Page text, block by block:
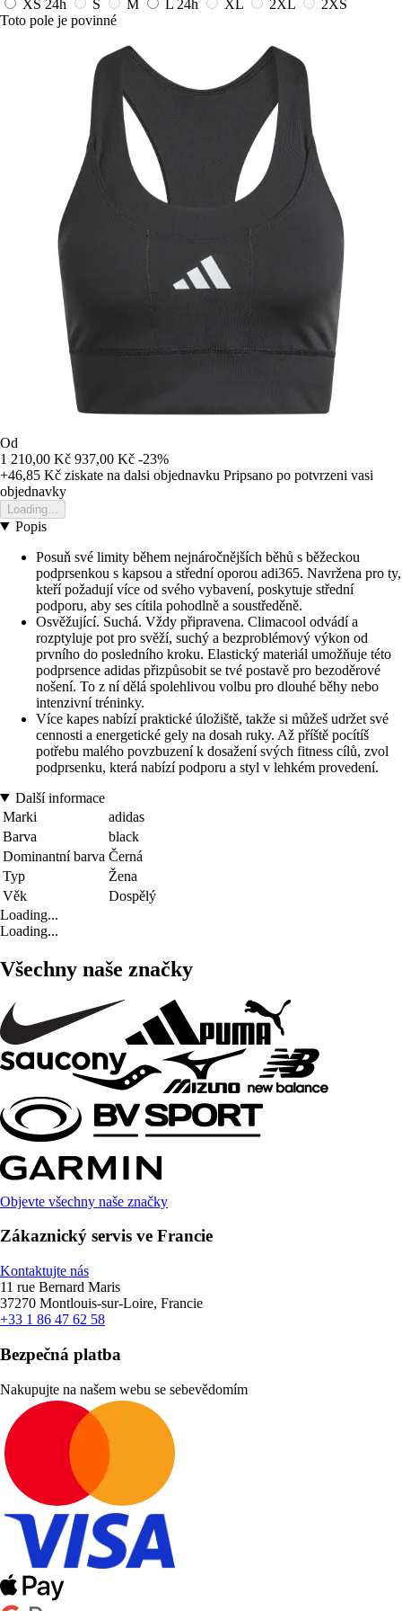
XS 24h S M L 24h XL 2XL
2XS
Toto pole je povinné
Od
1 210,00 Kč 937,00 Kč -23%
+46,85 Kč ziskate na dalsi objednavku Pripsano po potvrzeni vasi
objednavky
Loading...
Popis
Posuň své limity během nejnáročnějších běhů s běžeckou
podprsenkou s kapsou a střední oporou adi365. Navržena pro ty,
kteří požadují více od svého vybavení, poskytuje střední
podporu, aby ses cítila pohodlně a soustředěně.
Osvěžující. Suchá. Vždy připravena. Climacool odvádí a
rozptyluje pot pro svěží, suchý a bezproblémový výkon od
prvního do posledního kroku. Elastický materiál umožňuje této
podprsence adidas přizpůsobit se tvé postavě pro bezoděrové
nošení. To z ní dělá spolehlivou volbu pro dlouhé běhy nebo
intenzivní tréninky.
Více kapes nabízí praktické úložiště, takže si můžeš udržet své
cennosti a energetické gely na dosah ruky. Až příště pocítíš
potřebu malého povzbuzení k dosažení svých fitness cílů, zvol
podprsenku, která nabízí podporu a styl v lehkém provedení.
Další informace
Marki
adidas
Barva
black
Dominantní barva Černá
Typ
Žena
Věk
Dospělý
Loading...
Loading...
Všechny naše značky
Objevte všechny naše značky
Zákaznický servis ve Francie
Kontaktujte nás
11 rue Bernard Maris
37270 Montlouis-sur-Loire, Francie
+33 1 86 47 62 58
Bezpečná platba
Nakupujte na našem webu se sebevědomím